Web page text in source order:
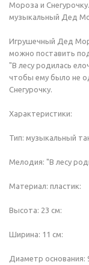
Мороза и
музыкальный Дед
Игрушечный Дед
можно поставить
"В лесу родилась
чтобы ему было не
Снегурочку.
Характеристики:
Тип: музыкальный
Мелодия: "В лесу
Материал: пластик:
Высота: 23 см:
Ширина: 11 см:
Диаметр основания: